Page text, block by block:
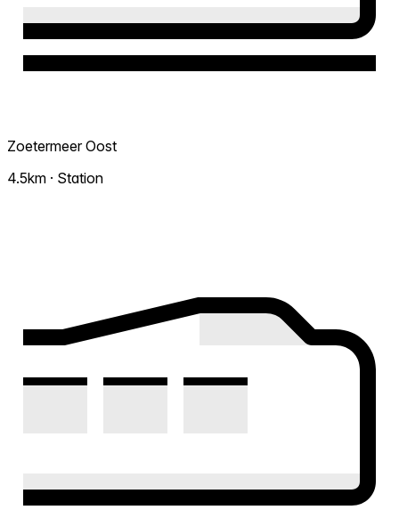
Zoetermeer Oost
4.5km · Station